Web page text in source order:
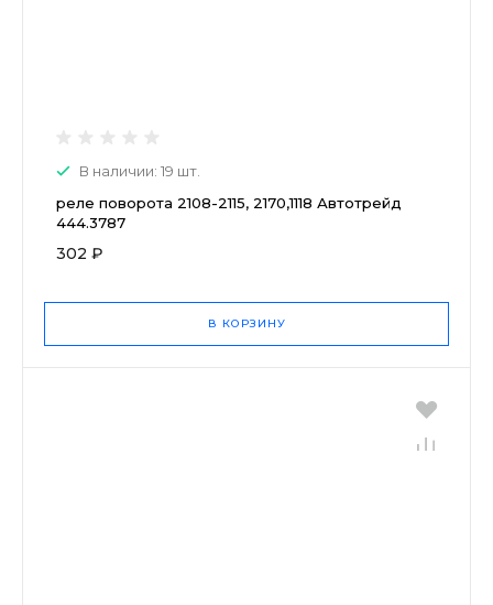
В наличии: 19 шт.
реле поворота 2108-2115, 2170,1118 Автотрейд
444.3787
302 ₽
В КОРЗИНУ